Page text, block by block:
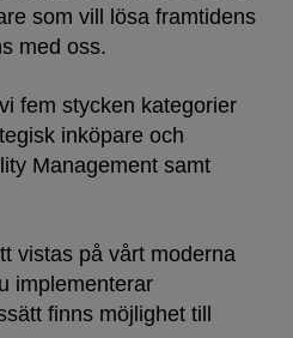
som vill lösa framtidens
med oss.
fem stycken kategorier
inköpare och
Management samt
vistas på vårt moderna
implementerar
finns möjlighet till